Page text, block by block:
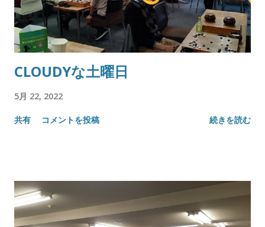
CLOUDYな土曜日
5月 22, 2022
共有 コメントを投稿 続きを読む